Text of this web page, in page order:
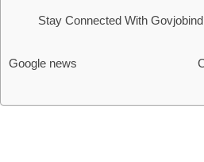
Stay Connected With
Google news Click